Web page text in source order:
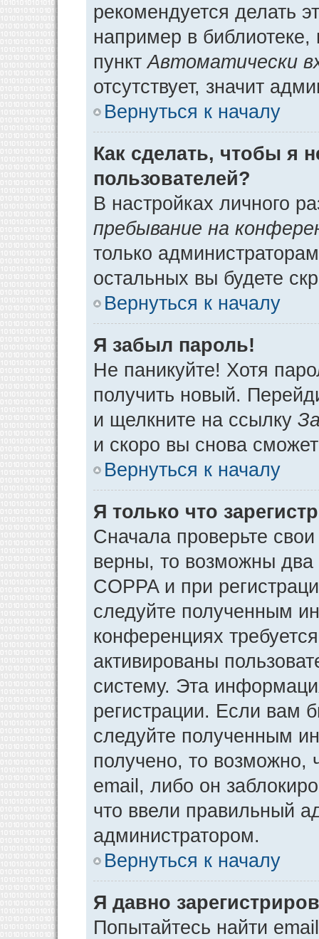
рекомендуется делать
например в библиотеке,
пунктАвтоматически
отсутствует, значит
Вернуться к началу
Как сделать, чтобы я
пользователей?
В настройках личного
пребывание на
только
остальных вы будете
Вернуться к началу
Я забыл пароль!
Не паникуйте! Хотя
получить новый.
и щелкните на ссылку
и скоро вы снова
Вернуться к началу
Я только что
Сначала проверьте
верны, то возможны
COPPA и при
следуйте полученным
конференциях
активированы
систему. Эта
регистрации. Если вам
следуйте полученным
получено, то возможно,
email, либо он
что ввели правильный
администратором.
Вернуться к началу
Я давно
Попытайтесь найти